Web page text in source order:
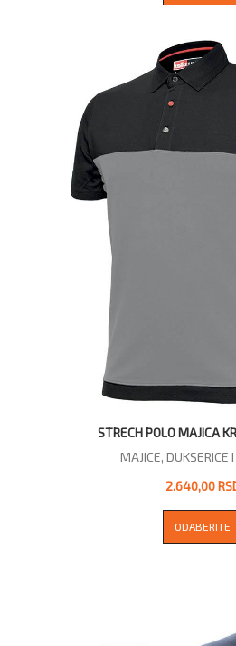
STRECH POLO MAJICA
MAJICE, DUKSERICE
2.640,00
ODABERITE